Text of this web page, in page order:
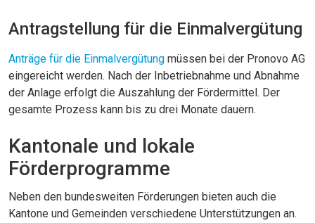
Antragstellung für die Einmalvergütung
Anträge für die Einmalvergütung müssen bei der Pronovo AG
eingereicht werden. Nach der Inbetriebnahme und Abnahme
der Anlage erfolgt die Auszahlung der Fördermittel. Der
gesamte Prozess kann bis zu drei Monate dauern.
Kantonale und lokale
Förderprogramme
Neben den bundesweiten Förderungen bieten auch die
Kantone und Gemeinden verschiedene Unterstützungen an.